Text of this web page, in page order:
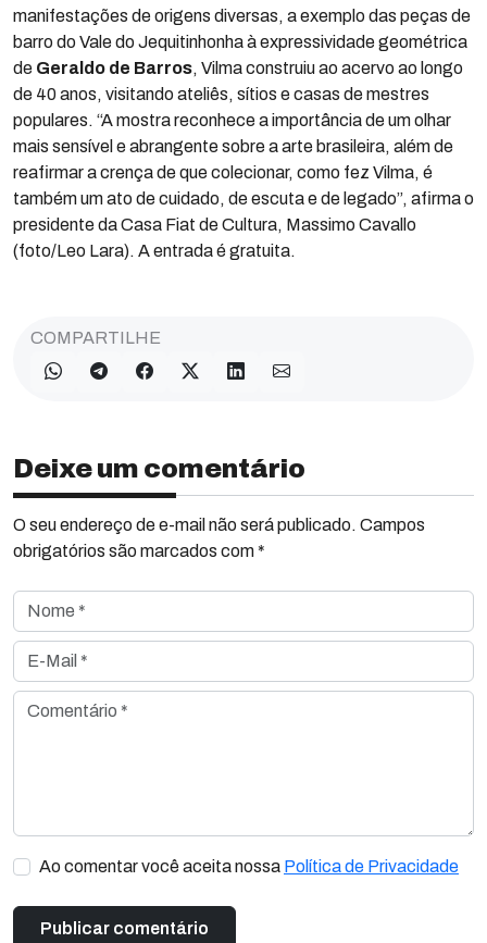
manifestações de origens diversas, a exemplo das peças de
barro do Vale do Jequitinhonha à expressividade geométrica
de Geraldo de Barros, Vilma construiu ao acervo ao longo
de 40 anos, visitando ateliês, sítios e casas de mestres
populares. “A mostra reconhece a importância de um olhar
mais sensível e abrangente sobre a arte brasileira, além de
reafirmar a crença de que colecionar, como fez Vilma, é
também um ato de cuidado, de escuta e de legado”, afirma o
presidente da Casa Fiat de Cultura, Massimo Cavallo
(foto/Leo Lara). A entrada é gratuita.
COMPARTILHE
Deixe um comentário
O seu endereço de e-mail não será publicado. Campos
obrigatórios são marcados com *
Nome *
E-Mail *
Comentário *
Ao comentar você aceita nossa Política de Privacidade